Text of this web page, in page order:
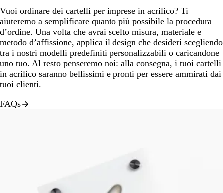
Vuoi ordinare dei cartelli per imprese in acrilico? Ti
aiuteremo a semplificare quanto più possibile la procedura
d’ordine. Una volta che avrai scelto misura, materiale e
metodo d’affissione, applica il design che desideri scegliendo
tra i nostri modelli predefiniti personalizzabili o caricandone
uno tuo. Al resto penseremo noi: alla consegna, i tuoi cartelli
in acrilico saranno bellissimi e pronti per essere ammirati dai
tuoi clienti.
FAQs